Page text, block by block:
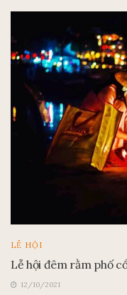
LỄ HỘI
Lễ hội đêm rằm phố
12/10/2021